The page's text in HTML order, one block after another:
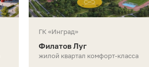
ГК «Инград»
Филатов Луг
жилой квартал комфорт-класса